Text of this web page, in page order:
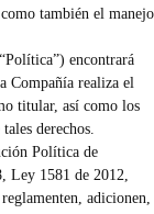
también el manejo
encontrará
Compañía realiza el
titular, así como los
derechos.
Política de
Ley 1581 de 2012,
adicionen,